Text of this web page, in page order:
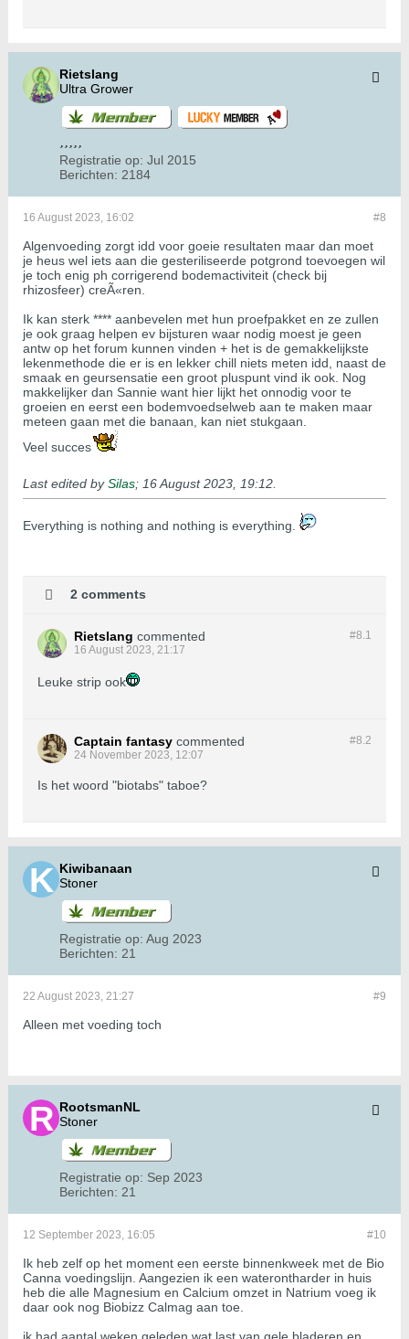
Rietslang
Ultra Grower
Registratie op: Jul 2015
Berichten: 2184
#8
16 August 2023, 16:02
Algenvoeding zorgt idd voor goeie resultaten maar dan moet
je heus wel iets aan die gesteriliseerde potgrond toevoegen wil
je toch enig ph corrigerend bodemactiviteit (check bij
rhizosfeer) creÃ«ren.
Ik kan sterk **** aanbevelen met hun proefpakket en ze zullen
je ook graag helpen ev bijsturen waar nodig moest je geen
antw op het forum kunnen vinden + het is de gemakkelijkste
lekenmethode die er is en lekker chill niets meten idd, naast de
smaak en geursensatie een groot pluspunt vind ik ook. Nog
makkelijker dan Sannie want hier lijkt het onnodig voor te
groeien en eerst een bodemvoedselweb aan te maken maar
meteen gaan met die banaan, kan niet stukgaan.
Veel succes
Last edited bySilas; 16 August 2023, 19:12
​​​​​​Everything is nothing and nothing is everything.
2 comments
#8.1
Rietslang commented
16 August 2023, 21:17
Leuke strip ook
#8.2
Captain fantasy commented
24 November 2023, 12:07
Is het woord "biotabs" taboe?
Kiwibanaan
Stoner
Registratie op: Aug 2023
Berichten: 21
#9
22 August 2023, 21:27
Alleen met voeding toch
RootsmanNL
Stoner
Registratie op: Sep 2023
Berichten: 21
#10
12 September 2023, 16:05
Ik heb zelf op het moment een eerste binnenkweek met de Bio
Canna voedingslijn. Aangezien ik een waterontharder in huis
heb die alle Magnesium en Calcium omzet in Natrium voeg ik
daar ook nog Biobizz Calmag aan toe.